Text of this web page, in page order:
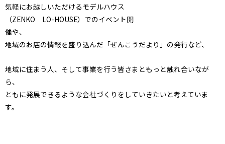
気軽にお越しいただけるモデルハウス
（ZENKO LO-HOUSE）でのイベント開
催や、
地域のお店の情報を盛り込んだ「ぜんこうだより」の発行など、
地域に住まう人、そして事業を行う皆さまともっと触れ合いなが
ら、
ともに発展できるような会社づくりをしていきたいと考えていま
す。